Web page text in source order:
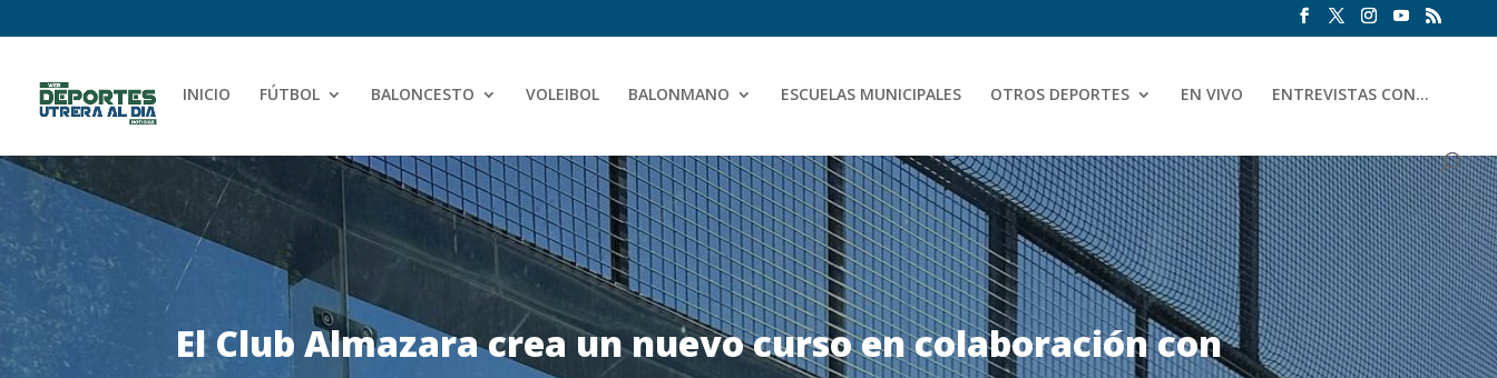
INICIO FÚTBOL BALONCESTO VOLEIBOL BALONMANO ESCUELAS MUNICIPALES OTROS DEPORTES EN VIVO ENTREVISTAS CON…
El Club Almazara crea un nuevo curso en colaboración con